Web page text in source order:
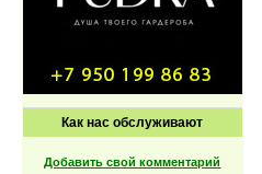
Как нас обслуживают
Добавить свой комментарий